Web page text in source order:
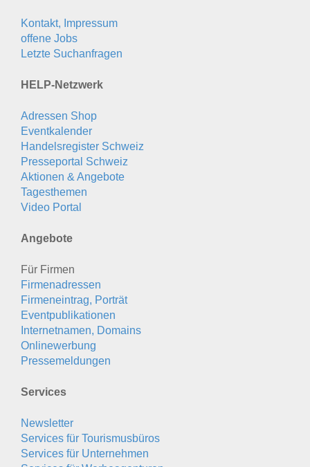
Kontakt, Impressum
offene Jobs
Letzte Suchanfragen
HELP-Netzwerk
Adressen Shop
Eventkalender
Handelsregister Schweiz
Presseportal Schweiz
Aktionen & Angebote
Tagesthemen
Video Portal
Angebote
Für Firmen
Firmenadressen
Firmeneintrag, Porträt
Eventpublikationen
Internetnamen, Domains
Onlinewerbung
Pressemeldungen
Services
Newsletter
Services für Tourismusbüros
Services für Unternehmen